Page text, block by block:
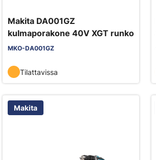
Makita DA001GZ
kulmaporakone 40V XGT runko
MKO-DA001GZ
Tilattavissa
Makita